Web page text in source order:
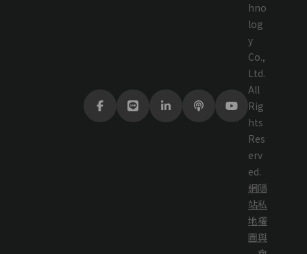
hno
log
y
Co.,
Ltd.
All
Rig
hts
Res
erv
ed.
網
站
地
圖
隱
私
權
與